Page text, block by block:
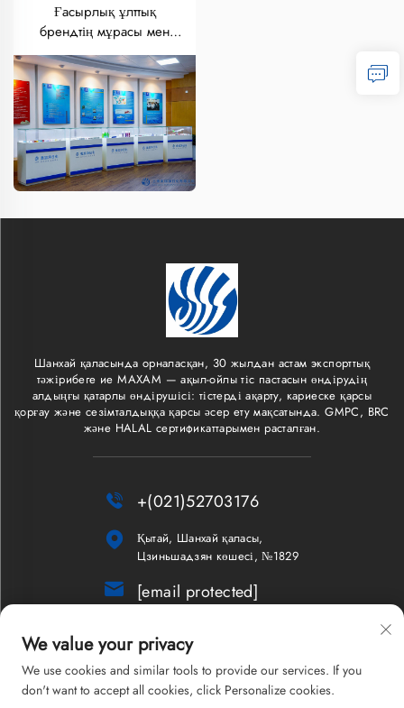
Ғасырлық ұлттық
брендтің мұрасы мен
стратегиялық
трансформациясы
Шанхай қаласында орналасқан, 30 жылдан астам экспорттық
тәжірибеге ие MAXAM — ақыл-ойлы тіс пастасын өндірудің
алдыңғы қатарлы өндірушісі: тістерді ақарту, кариеске қарсы
қорғау және сезімталдыққа қарсы әсер ету мақсатында. GMPC, BRC
және HALAL сертификаттарымен расталған.
 +(021)52703176

Қытай, Шанхай қаласы,
Цзиньшадзян көшесі, №1829
 [email protected]
Жаңалықтар
We value your privacy
We use cookies and similar tools to provide our services. If you
don't want to accept all cookies, click Personalize cookies.